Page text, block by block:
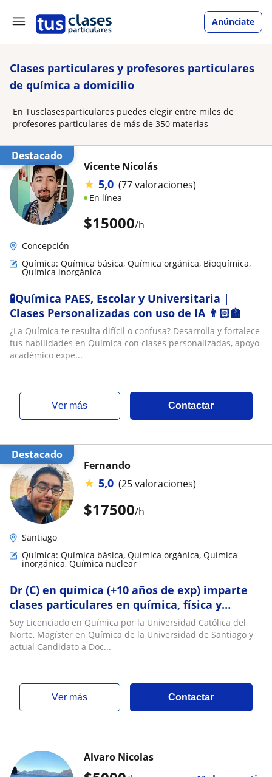
Anúnciate
Clases particulares y profesores particulares
de química a domicilio
En Tusclasesparticulares puedes elegir entre miles de
profesores particulares de más de 350 materias
Destacado
$15000/h
Vicente Nicolás
★ 5,0 (77 valoraciones)
En línea
Concepción
Química: Química básica, Química orgánica, Bioquímica,
Química inorgánica
🧪Química PAES, Escolar y Universitaria |
Clases Personalizadas con uso de IA 👨🏻‍🏫
¿La Química te resulta difícil o confusa? Desarrolla y fortalece
tus habilidades en Química con clases personalizadas, apoyo
académico expe...
ver más Contactar
Destacado
$17500/h
Fernando
★ 5,0 (25 valoraciones)
Santiago
Química: Química básica, Química orgánica, Química
inorgánica, Química nuclear
Dr (C) en química (+10 años de exp) imparte
clases particulares en química, física y
matemática
Soy Licenciado en Química por la Universidad Católica del
Norte, Magíster en Química de la Universidad de Santiago y
actual Candidato a Doc...
ver más Contactar
Alvaro Nicolas